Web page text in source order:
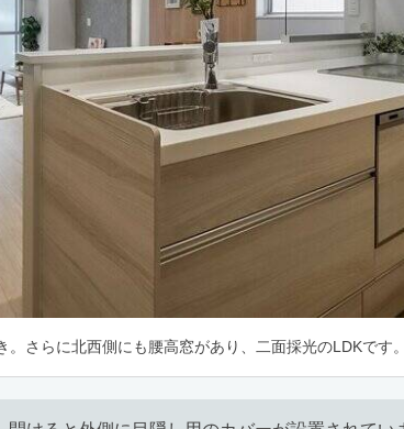
。さらに北西側にも腰高窓があり、二面採光のLDKです